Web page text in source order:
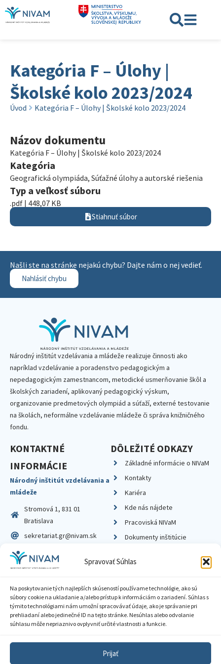
Spravovať Súhlas
Na poskytovanie tých najlepších skúseností používame technológie, ako sú
súbory cookie na ukladanie a/alebo prístup k informáciám o zariadení. Súhlas s
týmito technológiami nám umožní spracovávať údaje, ako je správanie pri
prehliadaní alebo jedinečné ID na tejto stránke. Nesúhlas alebo odvolanie
súhlasu môže nepriaznivo ovplyvniť určité vlastnosti a funkcie.
Prijať
Kategória F – Úlohy |
Školské kolo 2023/2024
Úvod Kategória F – Úlohy | Školské kolo 2023/2024
Názov dokumentu
Kategória F – Úlohy | Školské kolo 2023/2024
Kategória
Geografická olympiáda, Súťažné úlohy a autorské riešenia
Typ a veľkosť súboru
.pdf | 448,07 KB
Stiahnuť súbor
Našli ste na stránke nejakú chybu? Dajte nám o nej vedieť.
Nahlásiť chybu
Národný inštitút vzdelávania a mládeže realizuje činnosti ako
napríklad vzdelávanie a poradenstvo pedagogickým a
nepedagogickým zamestnancom, metodické usmerňovanie škôl a
školských zariadení, aplikovaný pedagogický výskum,
organizovanie predmetových olympiád a súťaží, externé testovanie
na školách, neformálne vzdelávanie mládeže či správa knižničného
fondu.
KONTAKTNÉ
INFORMÁCIE
Národný inštitút vzdelávania a
mládeže
Stromová 1, 831 01
Bratislava
sekretariat.gr@nivam.sk
IČO: 00164348
DIČ: 2020798714
DÔLEŽITÉ ODKAZY
Základné informácie o NIVaM
Kontakty
Kariéra
Kde nás nájdete
Pracoviská NIVaM
Dokumenty inštitúcie
Zásady ochrany súkromia
Sprístupnenie informácií